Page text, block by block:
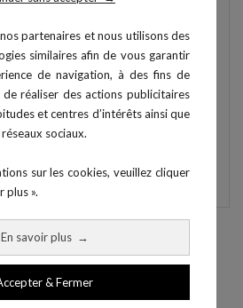
partenaires et nous utilisons des
similaires afin de vous garantir
de navigation, à des fins de
réaliser des actions publicitaires
et centres d’intérêts ainsi que
sociaux.
sur les cookies, veuillez cliquer
plus ».
En savoir plus →
& Fermer
50×0,05 lbf / 250×0,2 N
tolérance à la douleur
— autonomie 20h
cm — Poids : 225 g
inclus
piles NiMH + chargeur
ceux de la même